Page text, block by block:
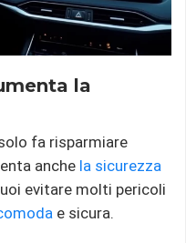
la
fa risparmiare
anche la sicurezza
evitare molti pericoli
e sicura.